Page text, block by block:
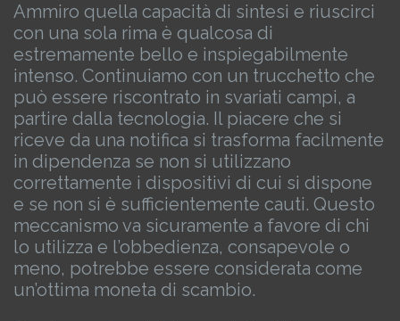
Ammiro quella capacità di sintesi e riuscirci
con una sola rima è qualcosa di
estremamente bello e inspiegabilmente
intenso. Continuiamo con un trucchetto che
può essere riscontrato in svariati campi, a
partire dalla tecnologia. Il piacere che si
riceve da una notifica si trasforma facilmente
in dipendenza se non si utilizzano
correttamente i dispositivi di cui si dispone
e se non si è sufficientemente cauti. Questo
meccanismo va sicuramente a favore di chi
lo utilizza e l’obbedienza, consapevole o
meno, potrebbe essere considerata come
un’ottima moneta di scambio.